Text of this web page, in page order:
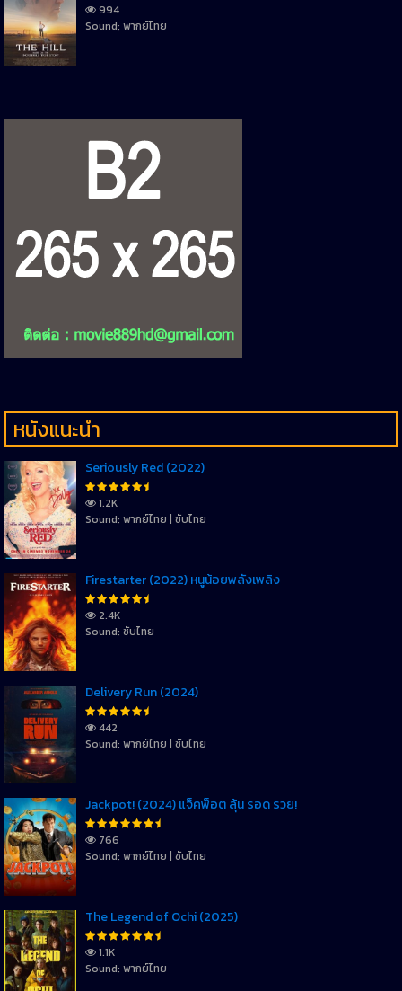
994
Sound: พากย์ไทย
หนังแนะนำ
Seriously Red (2022)
1.2K
Sound: พากย์ไทย | ซับไทย
Firestarter (2022) หนูน้อยพลังเพลิง
2.4K
Sound: ซับไทย
Delivery Run (2024)
442
Sound: พากย์ไทย | ซับไทย
Jackpot! (2024) แจ็คพ็อต ลุ้น รอด รวย!
766
Sound: พากย์ไทย | ซับไทย
The Legend of Ochi (2025)
1.1K
Sound: พากย์ไทย